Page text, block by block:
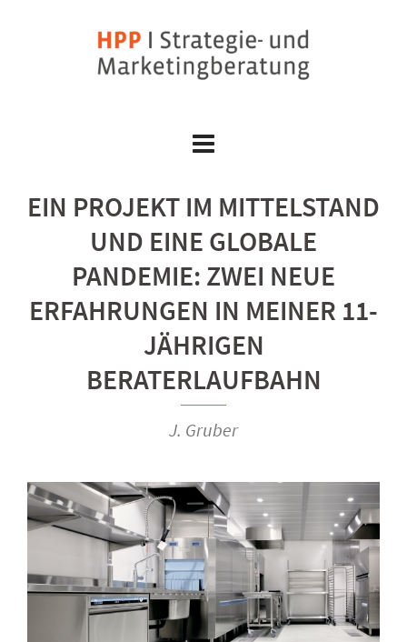
EIN PROJEKT IM MITTELSTAND
UND EINE GLOBALE
PANDEMIE: ZWEI NEUE
ERFAHRUNGEN IN MEINER 11-
JÄHRIGEN
BERATERLAUFBAHN
J. Gruber